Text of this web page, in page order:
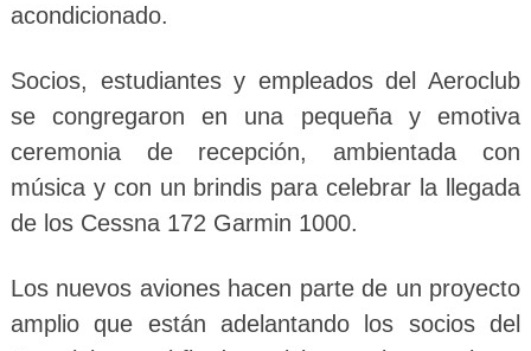
acondicionado.
Socios, estudiantes y empleados del Aeroclub
se congregaron en una pequeña y emotiva
ceremonia de recepción, ambientada con
música y con un brindis para celebrar la llegada
de los Cessna 172 Garmin 1000.
Los nuevos aviones hacen parte de un proyecto
amplio que están adelantando los socios del